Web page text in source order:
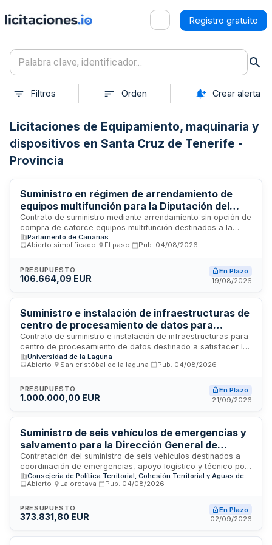
Registro gratuito
Filtros Orden Crear alerta
Licitaciones de Equipamiento, maquinaria y
dispositivos en Santa Cruz de Tenerife -
Provincia
Suministro en régimen de arrendamiento de
equipos multifunción para la Diputación del
Común de Canarias
Contrato de suministro mediante arrendamiento sin opción de
compra de catorce equipos multifunción destinados a la
sede y oficinas administrativas de la Diputación del Común. El
servicio incluye el mantenimiento integral, reparaciones,
como la prestación de asistencia técnica mediante sistema
de gestión de incidencias con atención telefónica. La
detallados sobre averías y tiempos de respuesta.
Parlamento de Canarias
Abierto simplificado
El paso Pub. 04/08/2026
PRESUPUESTO
106.664,09 EUR
En Plazo
19/08/2026
Suministro e instalación de infraestructuras de
centro de procesamiento de datos para
servicios de tecnología de la información de la
Universidad de La Laguna
Contrato de suministro e instalación de infraestructuras para
centro de procesamiento de datos destinado a satisfacer las
necesidades tecnológicas de la Universidad de La Laguna. El
contrato incluye la adquisición de equipos y componentes
La ejecución se estructura conforme a lo especificado en el
pliego de prescripciones técnicas, pudiendo fraccionarse en
particular. El régimen jurídico aplicable corresponde a
contratación administrativa de suministros.
Universidad de la Laguna
Abierto
San cristóbal de la laguna Pub. 04/08/2026
PRESUPUESTO
1.000.000,00 EUR
En Plazo
21/09/2026
Suministro de seis vehículos de emergencias y
salvamento para la Dirección General de
Emergencias del Gobierno de Canarias
Contratación del suministro de seis vehículos destinados a
coordinación de emergencias, apoyo logístico y técnico por
parte de la Dirección General de Emergencias del Gobierno
de Canarias. El contrato incluye el mantenimiento de los
Sector Público. La ejecución del objeto se ajustará a las
prescripciones técnicas establecidas, sin división en lotes
Consejería de Política Territorial, Cohesión Territorial y Aguas de Canarias
Abierto
La orotava Pub. 04/08/2026
PRESUPUESTO
373.831,80 EUR
En Plazo
02/09/2026